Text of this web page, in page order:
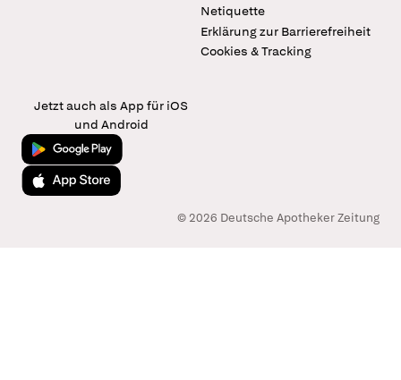
Netiquette
Erklärung zur Barrierefreiheit
Cookies & Tracking
Jetzt auch als App für iOS
und Android
Jetzt bei Google Play
Laden im App Store
© 2026 Deutsche Apotheker Zeitung